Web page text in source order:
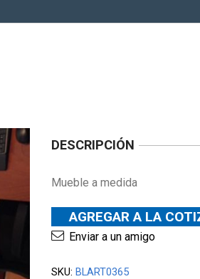
DESCRIPCIÓN
Mueble a medida
AGREGAR A LA
Enviar a un amigo
SKU: BLART0365